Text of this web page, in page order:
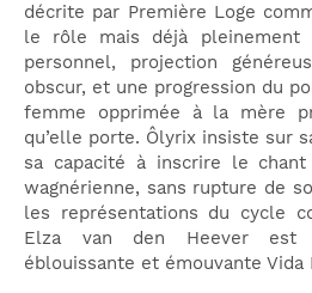
décrite par Première Loge
le rôle mais déjà pleinement
personnel, projection
obscur, et une progression du
femme opprimée à la mère
qu’elle porte. Ôlyrix insiste sur
sa capacité à inscrire le
wagnérienne, sans rupture de
les représentations du cycle
Elza van den Heever est
éblouissante et émouvante Vida